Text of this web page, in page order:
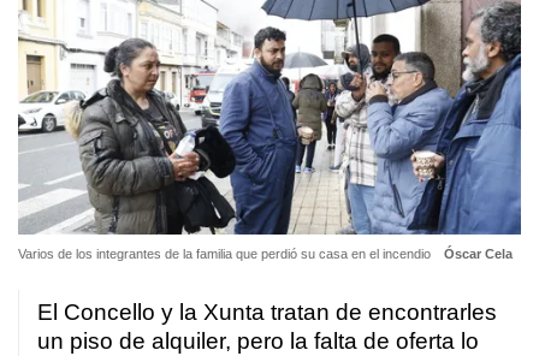
Varios de los integrantes de la familia que perdió su casa en el incendio Óscar Cela
El Concello y la Xunta tratan de encontrarles
un piso de alquiler, pero la falta de oferta lo